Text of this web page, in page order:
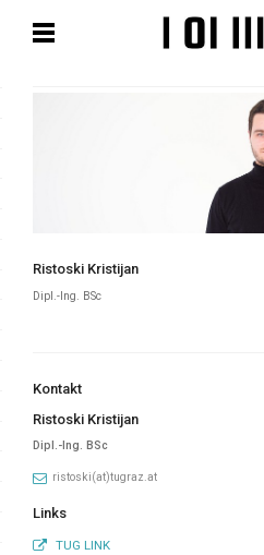
Hauptinhalt
Hauptinhalt
Ristoski Kristijan
Dipl.-Ing. BSc
Kontakt
Ristoski Kristijan
Dipl.-Ing. BSc
ristoski(at)tugraz.at
Links
TUG LINK